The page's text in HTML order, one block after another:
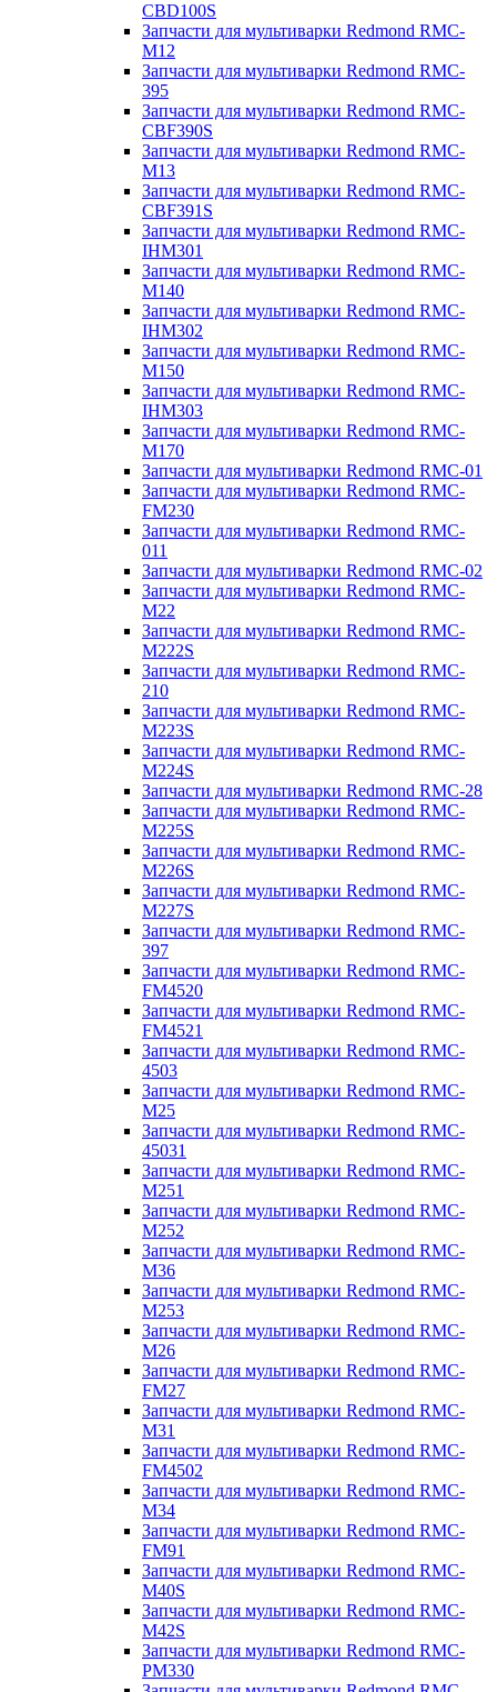
CBD100S
Запчасти для мультиварки Redmond RMC-
M12
Запчасти для мультиварки Redmond RMC-
395
Запчасти для мультиварки Redmond RMC-
CBF390S
Запчасти для мультиварки Redmond RMC-
M13
Запчасти для мультиварки Redmond RMC-
CBF391S
Запчасти для мультиварки Redmond RMC-
IHM301
Запчасти для мультиварки Redmond RMC-
M140
Запчасти для мультиварки Redmond RMC-
IHM302
Запчасти для мультиварки Redmond RMC-
M150
Запчасти для мультиварки Redmond RMC-
IHM303
Запчасти для мультиварки Redmond RMC-
M170
Запчасти для мультиварки Redmond RMC-01
Запчасти для мультиварки Redmond RMC-
FM230
Запчасти для мультиварки Redmond RMC-
011
Запчасти для мультиварки Redmond RMC-02
Запчасти для мультиварки Redmond RMC-
M22
Запчасти для мультиварки Redmond RMC-
M222S
Запчасти для мультиварки Redmond RMC-
210
Запчасти для мультиварки Redmond RMC-
M223S
Запчасти для мультиварки Redmond RMC-
M224S
Запчасти для мультиварки Redmond RMC-28
Запчасти для мультиварки Redmond RMC-
M225S
Запчасти для мультиварки Redmond RMC-
M226S
Запчасти для мультиварки Redmond RMC-
M227S
Запчасти для мультиварки Redmond RMC-
397
Запчасти для мультиварки Redmond RMC-
FM4520
Запчасти для мультиварки Redmond RMC-
FM4521
Запчасти для мультиварки Redmond RMC-
4503
Запчасти для мультиварки Redmond RMC-
M25
Запчасти для мультиварки Redmond RMC-
45031
Запчасти для мультиварки Redmond RMC-
M251
Запчасти для мультиварки Redmond RMC-
M252
Запчасти для мультиварки Redmond RMC-
M36
Запчасти для мультиварки Redmond RMC-
M253
Запчасти для мультиварки Redmond RMC-
M26
Запчасти для мультиварки Redmond RMC-
FM27
Запчасти для мультиварки Redmond RMC-
M31
Запчасти для мультиварки Redmond RMC-
FM4502
Запчасти для мультиварки Redmond RMC-
M34
Запчасти для мультиварки Redmond RMC-
FM91
Запчасти для мультиварки Redmond RMC-
M40S
Запчасти для мультиварки Redmond RMC-
M42S
Запчасти для мультиварки Redmond RMC-
PM330